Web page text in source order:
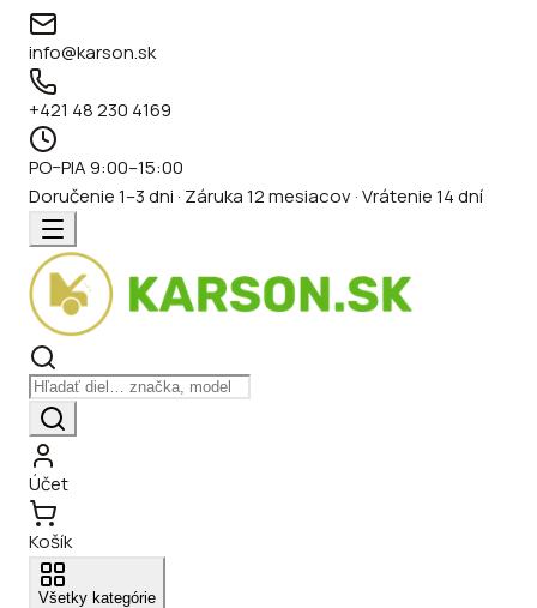
info@karson.sk
+421 48 230 4169
PO–PIA 9:00–15:00
Doručenie 1–3 dni · Záruka 12 mesiacov · Vrátenie 14 dní
Účet
Košík
Všetky kategórie